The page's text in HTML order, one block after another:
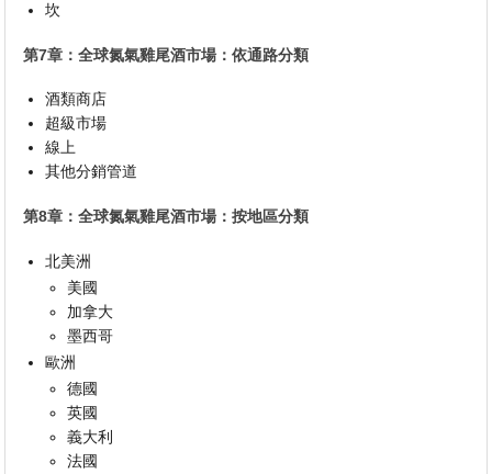
坎
第7章：全球氮氣雞尾酒市場：依通路分類
酒類商店
超級市場
線上
其他分銷管道
第8章：全球氮氣雞尾酒市場：按地區分類
北美洲
美國
加拿大
墨西哥
歐洲
德國
英國
義大利
法國